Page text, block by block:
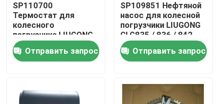
Дом
Видео
SP110700
Термостат для
колесного
погрузчика LIUGONG
CLG835/836/842,
грейдера/дорожного
катка
Отправить запрос
SP109851 Нефтяной
насос для колесной
погрузчики LIUGONG
CLG835 / 836 / 842
экскаватор CLG920C
/ D / 922D / 925D
Отправить запрос